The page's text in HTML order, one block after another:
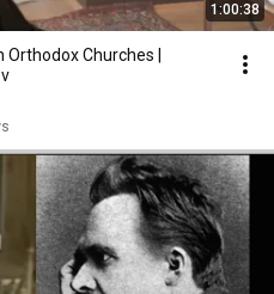
1:00:38
Churches |